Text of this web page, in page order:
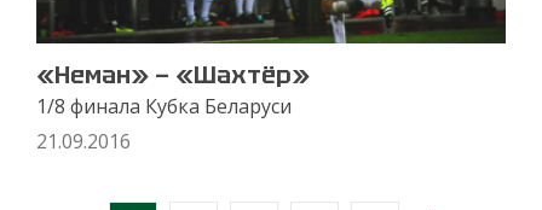
«Неман» — «Шахтёр»
1/8 финала Кубка Беларуси
21.09.2016